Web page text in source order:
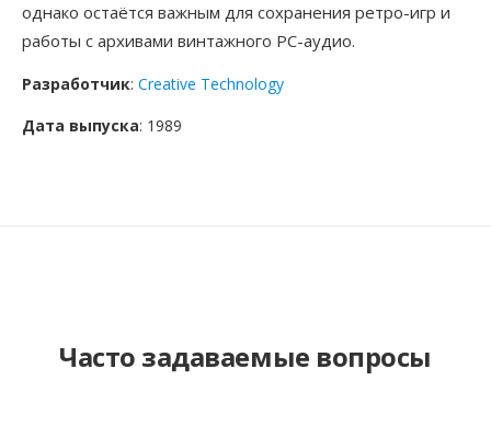
однако остаётся важным для сохранения ретро-игр и
работы с архивами винтажного PC-аудио.
Разработчик: Creative Technology
Дата выпуска: 1989
Часто задаваемые вопросы